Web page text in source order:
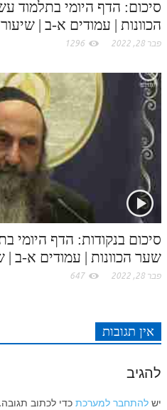
סיכום: הדף היומי בתלמוד
הכוונות | עמודים א-ב | שיעור 1
פבר 28, 2022 1296
סיכום בנקודות: הדף היומי
שער הכוונות | עמודים א-ב |
פבר 28, 2022 647
אין תגובות
להגיב
יש להתחבר למערכת כדי לכתוב תגובה.